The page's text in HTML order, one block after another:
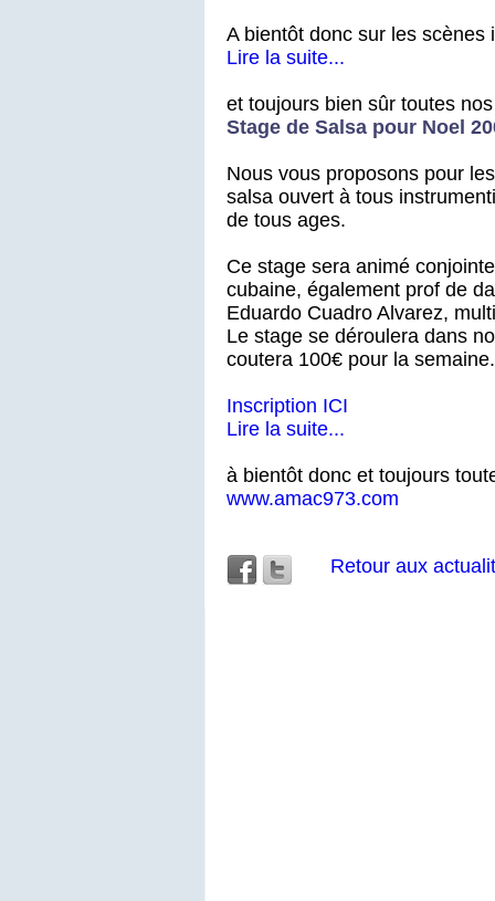
A bientôt donc sur les
Lire la suite...
et toujours bien sûr toutes
Stage de Salsa pour Noel
Nous vous proposons pour
salsa ouvert à tous
de tous ages.
Ce stage sera animé
cubaine, également prof de
Eduardo Cuadro Alvarez,
Le stage se déroulera dans
coutera 100€ pour la semaine.
Inscription ICI
Lire la suite...
à bientôt donc et toujours
www.amac973.com
Retour aux